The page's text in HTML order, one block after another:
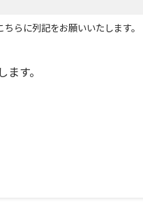
らに列記をお願いいたします。
す。